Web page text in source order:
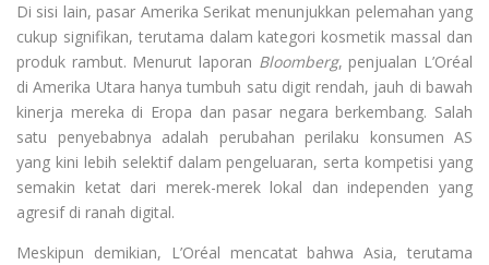
Di sisi lain, pasar Amerika Serikat menunjukkan pelemahan yang
cukup signifikan, terutama dalam kategori kosmetik massal dan
produk rambut. Menurut laporan Bloomberg, penjualan L’Oréal
di Amerika Utara hanya tumbuh satu digit rendah, jauh di bawah
kinerja mereka di Eropa dan pasar negara berkembang. Salah
satu penyebabnya adalah perubahan perilaku konsumen AS
yang kini lebih selektif dalam pengeluaran, serta kompetisi yang
semakin ketat dari merek-merek lokal dan independen yang
agresif di ranah digital.
Meskipun demikian, L’Oréal mencatat bahwa Asia, terutama